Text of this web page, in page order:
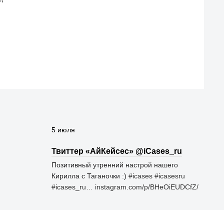
5 июля
Твиттер «АйКейсес» ‏@iCases_ru
Позитивный утренний настрой нашего
Кирилла с Таганочки :) #icases #icasesru
#icases_ru
instagram.com/p/BHeOiEUDCfZ/